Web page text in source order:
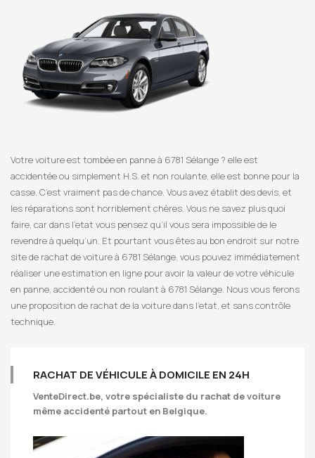
Votre voiture est tombée en panne à 6781 Sélange ? elle est
accidentée ou simplement H.S. et non roulante, elle est bonne pour la
casse. C’est vraiment pas de chance. Vous avez établit des devis, et
les réparations sont horriblement chères. Vous ne savez plus quoi
faire, car dans l’etat vous pensez qu’il vous sera impossible de le
revendre à quelqu’un. Et pourtant vous êtes au bon endroit sur notre
site de rachat de voiture à 6781 Sélange, vous pouvez immédiatement
réaliser une estimation en ligne pour avoir la valeur de votre véhicule
en panne, accidenté ou non roulant à 6781 Sélange. Nous vous ferons
une proposition de rachat de la voiture dans l’etat, et sans contrôle
technique.
RACHAT DE VÉHICULE À DOMICILE EN 24H
VenteDirect.be, votre spécialiste du rachat de voiture
même accidenté partout en Belgique.